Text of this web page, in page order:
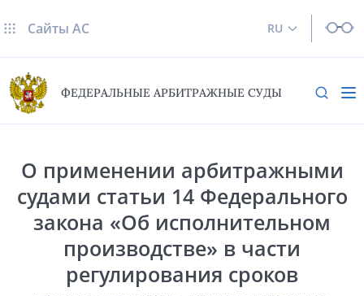
RU
Сайты AC
ФЕДЕРАЛЬНЫЕ АРБИТРАЖНЫЕ СУДЫ
О применении арбитражными
судами статьи 14 Федерального
закона «Об исполнительном
производстве» в части
регулирования сроков